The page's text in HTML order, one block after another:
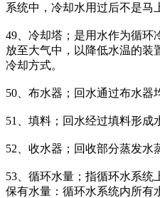
系统中，冷却水用过后不是马
49、冷却塔；是用水作为循环
放至大气中，以降低水温的装
冷却方式。
50、布水器；回水通过布水器
51、填料；回水经过填料形成
52、收水器；回收部分蒸发水
53、循环水量；指循环水系统
保有水量：循环水系统内所有